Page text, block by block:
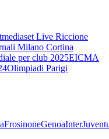
Live Riccione
Milano Cortina
per club 2025EICMA
Olimpiadi Parigi
FrosinoneGenoaInter